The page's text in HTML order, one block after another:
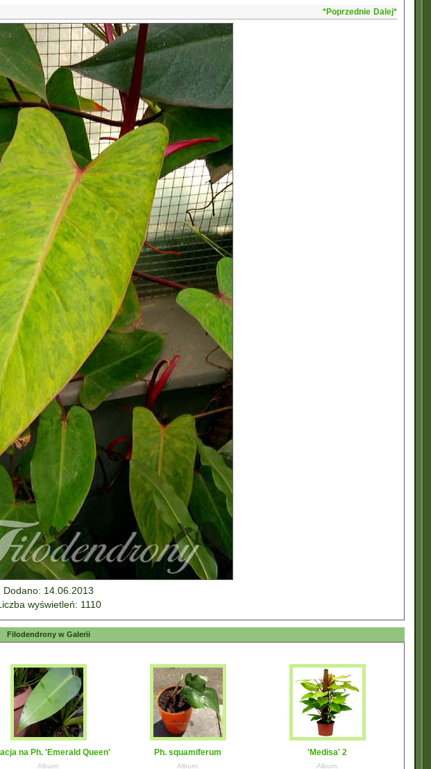
*Poprzednie Dalej*
Dodano: 14.06.2013
wyświetleń: 1110
Filodendrony w Galerii
na Ph. 'Emerald Queen'
Album:
Ph. squamiferum
Album:
'Medisa' 2
Album: